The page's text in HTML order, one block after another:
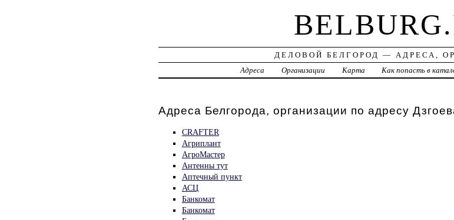
ДЕЛОВОЙ БЕЛГОРОД — АДРЕСА,
Адреса
Организации Карта Как попасть в
Адреса Белгорода, организации по адресу
CRAFTER
Агриплант
АгроМастер
Антенны тут
Аптечный пункт
АСЦ
Банкомат
Банкомат